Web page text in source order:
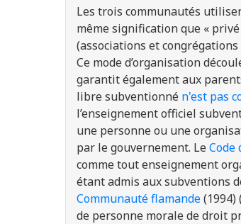
Les trois communautés
même signification que «
(associations et
Ce mode d’organisation
garantit également aux
libre subventionné n'est pas
l’enseignement officiel
une personne ou une
par le gouvernement. LeCode
comme tout enseignement
étant admis aux subventions
Communauté flamande
de personne morale de droit